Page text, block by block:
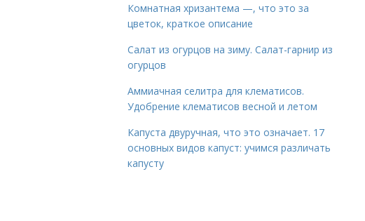
Комнатная хризантема —, что это за
цветок, краткое описание
Салат из огурцов на зиму. Салат-гарнир из
огурцов
Аммиачная селитра для клематисов.
Удобрение клематисов весной и летом
Капуста двуручная, что это означает. 17
основных видов капуст: учимся различать
капусту